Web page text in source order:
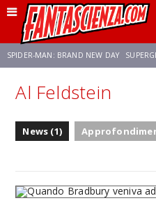
SPIDER-MAN: BRAND NEW DAY
FRANCO RICCIARDIELLO ZENDAYA
Al Feldstein
News (1)